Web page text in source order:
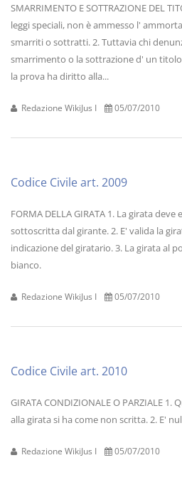
SMARRIMENTO E SOTTRAZIONE DEL
leggi speciali, non è ammesso l'
smarriti o sottratti. 2. Tuttavia chi
smarrimento o la sottrazione d' un
la prova ha diritto alla...
Redazione WikiJus I 05/07/2010
Codice Civile art. 2009
FORMA DELLA GIRATA 1. La girata
sottoscritta dal girante. 2. E' valida la
indicazione del giratario. 3. La girata al
bianco.
Redazione WikiJus I 05/07/2010
Codice Civile art. 2010
GIRATA CONDIZIONALE O PARZIALE
alla girata si ha come non scritta. 2. E'
Redazione WikiJus I 05/07/2010